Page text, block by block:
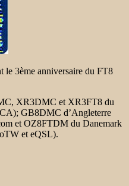
le 3ème anniversaire du FT8
XR3DMC et XR3FT8 du
GB8DMC d’Angleterre
et OZ8FTDM du Danemark
et eQSL).